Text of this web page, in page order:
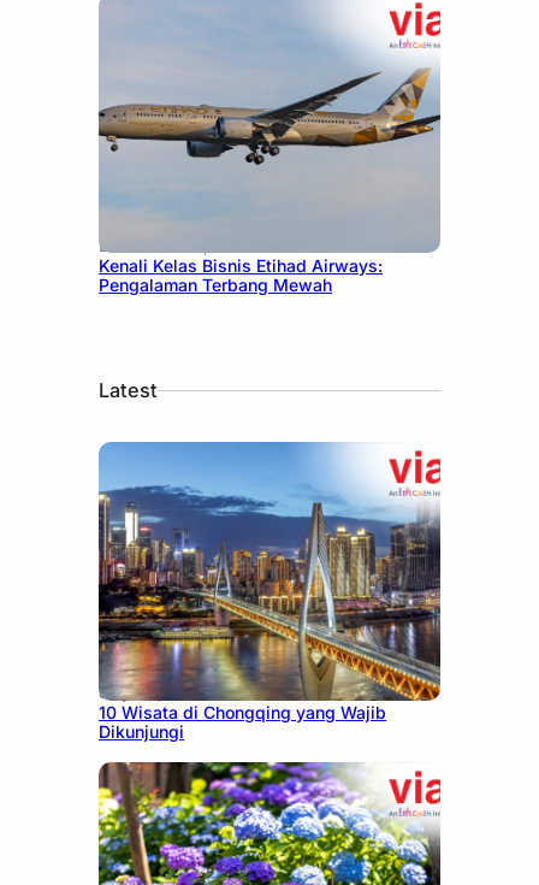
December 27, 2024
Kenali Kelas Bisnis Etihad Airways:
Pengalaman Terbang Mewah
Latest
July 30, 2026
10 Wisata di Chongqing yang Wajib
Dikunjungi